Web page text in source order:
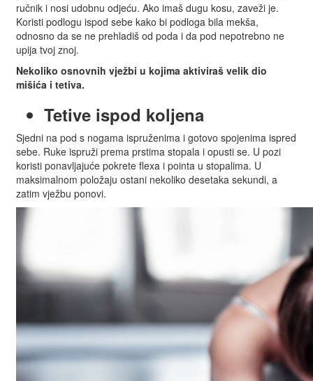
ručnik i nosi udobnu odjeću. Ako imaš dugu kosu, zaveži je.
Koristi podlogu ispod sebe kako bi podloga bila mekša,
odnosno da se ne prehladiš od poda i da pod nepotrebno ne
upija tvoj znoj.
Nekoliko osnovnih vježbi u kojima aktiviraš velik dio
mišića i tetiva.
Tetive ispod koljena
Sjedni na pod s nogama ispruženima i gotovo spojenima ispred
sebe. Ruke ispruži prema prstima stopala i opusti se. U pozi
koristi ponavljajuće pokrete flexa i pointa u stopalima. U
maksimalnom položaju ostani nekoliko desetaka sekundi, a
zatim vježbu ponovi.